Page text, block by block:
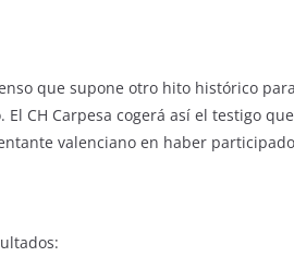
que supone otro hito histórico
El CH Carpesa cogerá así el testigo
valenciano en haber